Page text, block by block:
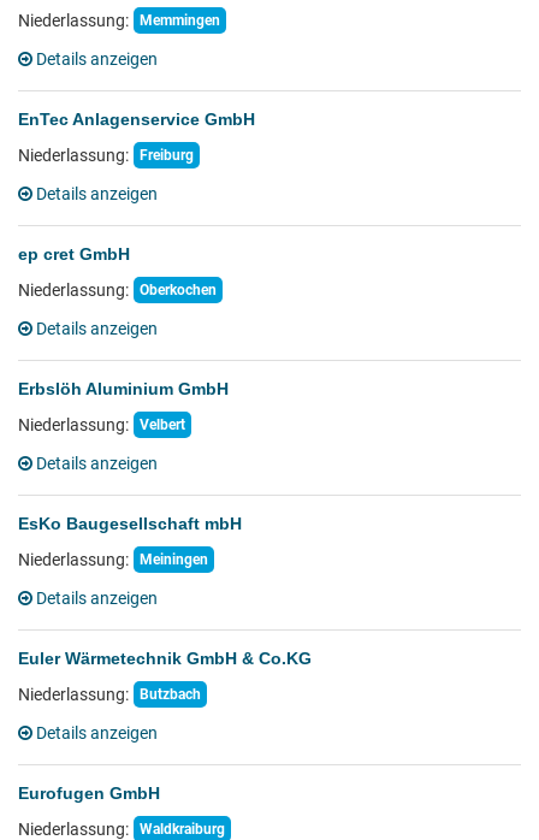
Niederlassung:
Memmingen
Details anzeigen
EnTec Anlagenservice GmbH
Niederlassung:
Freiburg
Details anzeigen
ep cret GmbH
Niederlassung:
Oberkochen
Details anzeigen
Erbslöh Aluminium GmbH
Niederlassung:
Velbert
Details anzeigen
EsKo Baugesellschaft mbH
Niederlassung:
Meiningen
Details anzeigen
Euler Wärmetechnik GmbH & Co.KG
Niederlassung:
Butzbach
Details anzeigen
Eurofugen GmbH
Niederlassung:
Waldkraiburg